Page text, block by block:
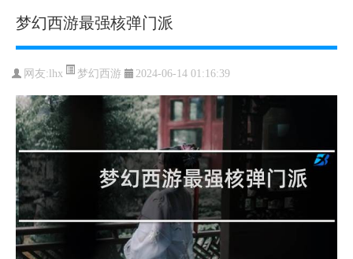
梦幻西游最强核弹门派
网友: lhx 梦幻西游 2024-06-14 01:16:39